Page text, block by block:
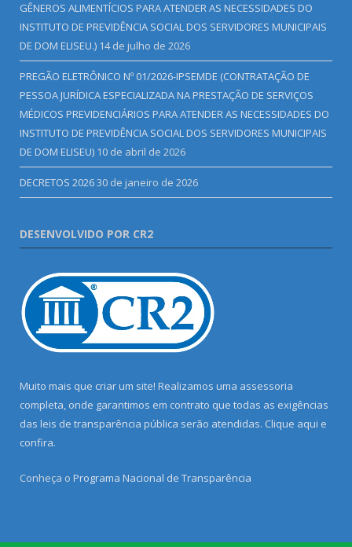
GÊNEROS ALIMENTÍCIOS PARA ATENDER AS NECESSIDADES DO
INSTITUTO DE PREVIDÊNCIA SOCIAL DOS SERVIDORES MUNICIPAIS
DE DOM ELISEU.) 14 de julho de 2026
PREGÃO ELETRÔNICO Nº 01/2026-IPSEMDE (CONTRATAÇÃO DE
PESSOA JURÍDICA ESPECIALIZADA NA PRESTAÇÃO DE SERVIÇOS
MÉDICOS PREVIDENCIÁRIOS PARA ATENDER AS NECESSIDADES DO
INSTITUTO DE PREVIDÊNCIA SOCIAL DOS SERVIDORES MUNICIPAIS
DE DOM ELISEU) 10 de abril de 2026
DECRETOS 202630 de janeiro de 2026
DESENVOLVIDO POR CR2
Muito mais que criar um site! Realizamos uma assessoria
completa, onde garantimos em contrato que todas as exigências
das leis de transparência pública serão atendidas. Clique aqui e
confira.
Conheça o Programa Nacional de Transparência